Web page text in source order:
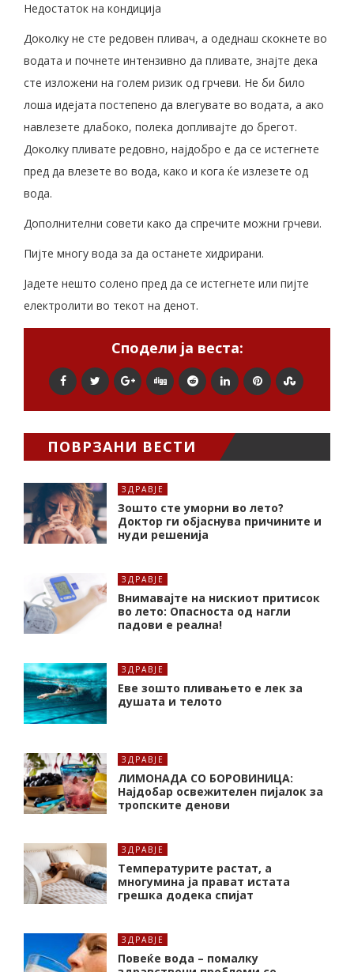
Недостаток на кондиција
Доколку не сте редовен пливач, а одеднаш скокнете во
водата и почнете интензивно да пливате, знајте дека
сте изложени на голем ризик од грчеви. Не би било
лоша идејата постепено да влегувате во водата, а ако
навлезете длабоко, полека допливајте до брегот.
Доколку пливате редовно, најдобро е да се истегнете
пред да влезете во вода, како и кога ќе излезете од
вода.
Дополнителни совети како да спречите можни грчеви.
Пијте многу вода за да останете хидрирани.
Јадете нешто солено пред да се истегнете или пијте
електролити во текот на денот.
Сподели ја веста:
ПОВРЗАНИ ВЕСТИ
ЗДРАВЈЕ
Зошто сте уморни во лето?
Доктор ги објаснува причините и
нуди решенија
ЗДРАВЈЕ
Внимавајте на нискиот притисок
во лето: Опасноста од нагли
падови е реална!
ЗДРАВЈЕ
Еве зошто пливањето е лек за
душата и телото
ЗДРАВЈЕ
ЛИМОНАДА СО БОРОВИНИЦА:
Најдобар освежителен пијалок за
тропските денови
ЗДРАВЈЕ
Температурите растат, а
многумина ја прават истата
грешка додека спијат
ЗДРАВЈЕ
Повеќе вода – помалку